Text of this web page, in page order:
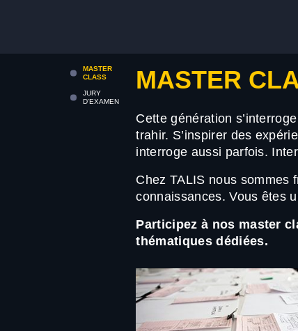
MASTER
CLASS
JURY
D'EXAMEN
MASTER
Cette génération
trahir. S’inspirer des
interroge aussi parfois.
Chez TALIS nous sommes
connaissances. Vous êtes
Participez à nos master
thématiques dédiées.